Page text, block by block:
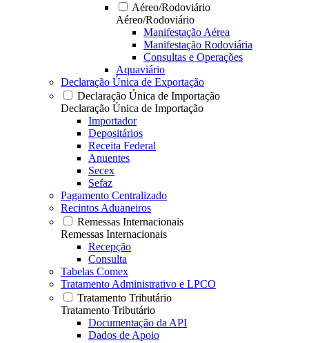
Aéreo/Rodoviário
Aéreo/Rodoviário
Manifestação Aérea
Manifestação Rodoviária
Consultas e Operações
Aquaviário
Declaração Única de Exportação
Declaração Única de Importação
Declaração Única de Importação
Importador
Depositários
Receita Federal
Anuentes
Secex
Sefaz
Pagamento Centralizado
Recintos Aduaneiros
Remessas Internacionais
Remessas Internacionais
Recepção
Consulta
Tabelas Comex
Tratamento Administrativo e LPCO
Tratamento Tributário
Tratamento Tributário
Documentação da API
Dados de Apoio